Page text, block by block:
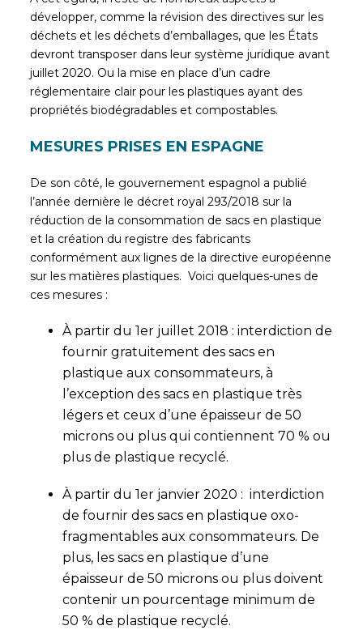
développer, comme la révision des directives sur les
déchets et les déchets d’emballages, que les États
devront transposer dans leur système juridique avant
juillet 2020. Ou la mise en place d’un cadre
réglementaire clair pour les plastiques ayant des
propriétés biodégradables et compostables.
MESURES PRISES EN ESPAGNE
De son côté, le gouvernement espagnol a publié
l’année dernière le décret royal 293/2018 sur la
réduction de la consommation de sacs en plastique
et la création du registre des fabricants
conformément aux lignes de la directive européenne
sur les matières plastiques. Voici quelques-unes de
ces mesures :
À partir du 1er juillet 2018 : interdiction de
fournir gratuitement des sacs en
plastique aux consommateurs, à
l’exception des sacs en plastique très
légers et ceux d’une épaisseur de 50
microns ou plus qui contiennent 70 % ou
plus de plastique recyclé.
À partir du 1er janvier 2020 : interdiction
de fournir des sacs en plastique oxo-
fragmentables aux consommateurs. De
plus, les sacs en plastique d’une
épaisseur de 50 microns ou plus doivent
contenir un pourcentage minimum de
50 % de plastique recyclé.